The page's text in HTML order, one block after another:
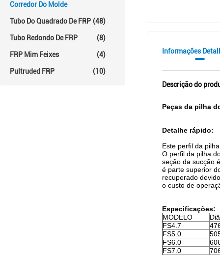
Corredor Do Molde
Tubo Do Quadrado De FRP (48)
Tubo Redondo De FRP (8)
FRP Mim Feixes (4)
Pultruded FRP (10)
Informações
Descrição do
Peças da pilha
Detalhe rápido:
Este perfil da
O perfil da pilha
seção da sucção
é parte superior
recuperado
o custo de
Especificações:
MODELO
FS4.7
FS5.0
FS6.0
FS7.0